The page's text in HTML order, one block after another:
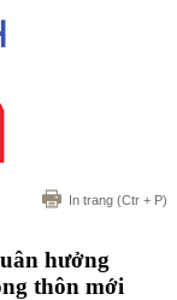
In trang (Ctr + P)
hưởng
thôn mới